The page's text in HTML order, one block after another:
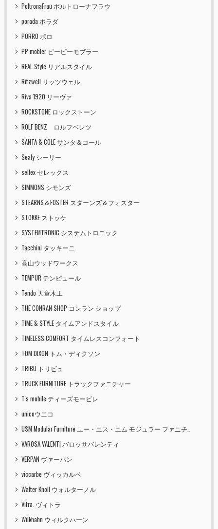
PoltronaFrau ポルトローナフラウ
porada ポラダ
PORRO ポロ
PP mobler ピーピーモブラー
REAL Style リアルスタイル
Ritzwell リッツウェル
Riva 1920 リーヴァ
ROCKSTONE ロックストーン
ROLF BENZ ロルフベンツ
SANTA & COLE サンタ＆コール
Sealy シーリー
sellex セレックス
SIMMONS シモンズ
STEARNS＆FOSTER スターンズ＆フォスター
STOKKE ストッケ
SYSTEMTRONIC システムトロニック
Tacchini タッキーニ
高山ウッドワークス
TEMPUR テンピュール
Tendo 天童木工
THE CONRAN SHOP コンラン ショップ
TIME & STYLE タイムアンドスタイル
TIMELESS COMFORT タイムレスコンフォート
TOM DIXON トム・ディクソン
TRIBU トリビュ
TRUCK FURNITURE トラックファニチャー
T's mobile ティーズモービレ
unicoウニコ
USM Modular Furniture ユー・エス・エム モジュラー ファニチャー
VAROSA VALENTI バロッサバレンティ
VERPAN ヴァーパン
viccarbe ヴィッカルベ
Walter Knoll ウォルターノル
Vitra. ヴィトラ
Wilkhahn ウィルクハーン